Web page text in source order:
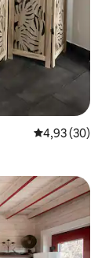
Évaluation
4,93 (30)